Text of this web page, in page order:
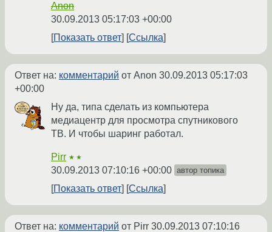
Anon
30.09.2013 05:17:03 +00:00
Показать ответ
Ссылка
Ответ на: комментарий от Anon 30.09.2013 05:17:03
+00:00
Ну да, типа сделать из компьютера
медиацентр для просмотра спутникового
ТВ. И чтобы шаринг работал.
Pirr ★★
30.09.2013 07:10:16 +00:00 автор топика
Показать ответ Ссылка
Ответ на: комментарий от Pirr 30.09.2013 07:10:16